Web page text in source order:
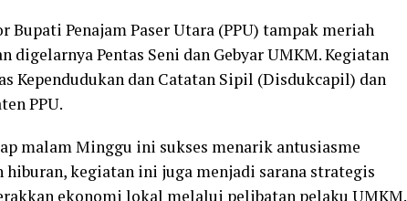
Bupati Penajam Paser Utara (PPU) tampak meriah
digelarnya Pentas Seni dan Gebyar UMKM. Kegiatan
Kependudukan dan Catatan Sipil (Disdukcapil) dan
PPU.
malam Minggu ini sukses menarik antusiasme
hiburan, kegiatan ini juga menjadi sarana strategis
ekonomi lokal melalui pelibatan pelaku UMKM.